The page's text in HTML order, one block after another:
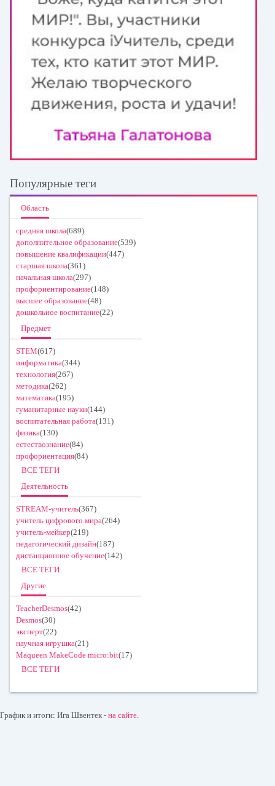
Популярные теги
Область
средняя школа(689)
дополнительное образование(539)
повышение квалификации(447)
старшая школа(361)
начальная школа(297)
профориентирование(148)
высшее образование(48)
дошкольное воспитание(22)
Предмет
STEM(617)
информатика(344)
технология(267)
методика(262)
математика(195)
гуманитарные науки(144)
воспитательная работа(131)
физика(130)
естествознание(84)
профориентация(84)
ВСЕ ТЕГИ
Деятельность
STREAM-учитель(367)
учитель цифрового мира(264)
учитель-мейкер(219)
педагогический дизайн(187)
дистанционное обучение(142)
ВСЕ ТЕГИ
Другие
TeacherDesmos(42)
Desmos(30)
эксперт(22)
научная игрушка(21)
Maqueen MakeCode micro:bit(17)
ВСЕ ТЕГИ
График и итоги: Ига Швентек - на сайте